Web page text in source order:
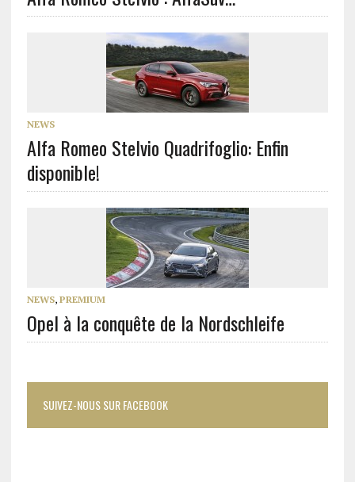
NEWS
Alfa Romeo Stelvio Quadrifoglio: Enfin
disponible!
NEWS, PREMIUM
Opel à la conquête de la Nordschleife
SUIVEZ-NOUS SUR FACEBOOK